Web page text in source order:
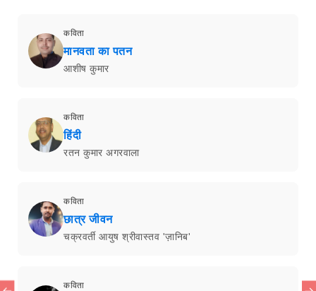
कविता
मानवता का पतन
आशीष कुमार
कविता
हिंदी
रतन कुमार अगरवाला
कविता
छात्र जीवन
चक्रवर्ती आयुष श्रीवास्तव 'ज़ानिब'
कविता